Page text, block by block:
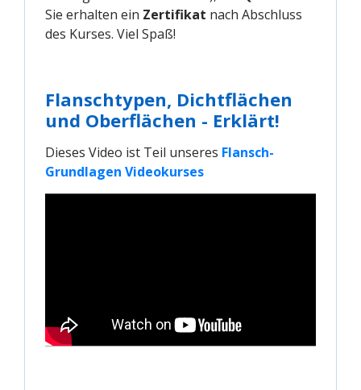
Sie erhalten ein Zertifikat nach Abschluss
des Kurses. Viel Spaß!
Flanschtypen, Dichtflächen
und Oberflächen - Erklärt!
Dieses Video ist Teil unseres Flansch-
Grundlagen Videokurses